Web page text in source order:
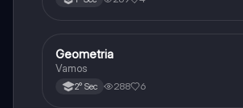
Matemáticas
Geometria
Vamos
2° Sec 288 6